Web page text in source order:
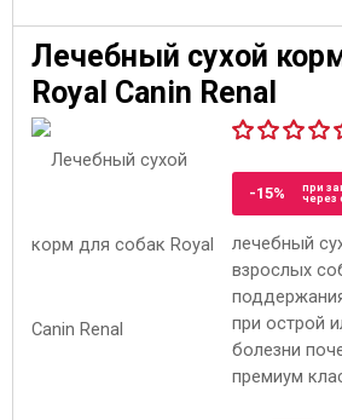
Лечебный сухой
Royal Canin Renal
-15%
при
через
лечебный
взрослых
при острой
болезни
премиум